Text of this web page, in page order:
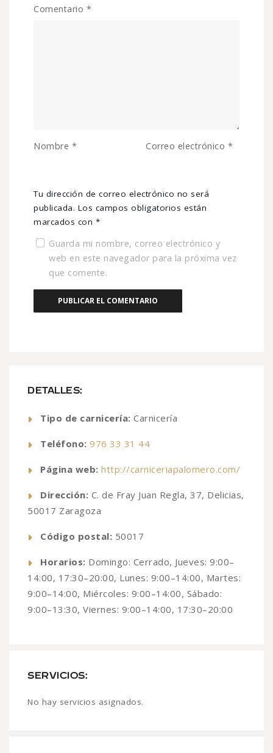
DETALLES:
Tipo de carnicería: Carnicería
Teléfono: 976 33 31 44
Página web: http://carniceriapalomero.com/
Dirección: C. de Fray Juan Regla, 37, Delicias,
50017 Zaragoza
Código postal: 50017
Horarios: Domingo: Cerrado, Jueves: 9:00–
14:00, 17:30–20:00, Lunes: 9:00–14:00, Martes:
9:00–14:00, Miércoles: 9:00–14:00, Sábado:
9:00–13:30, Viernes: 9:00–14:00, 17:30–20:00
SERVICIOS:
No hay servicios asignados.
Tu dirección de correo electrónico no será
publicada. Los campos obligatorios están
marcados con *
Comentario *
Nombre * Correo electrónico *
Guarda mi nombre, correo electrónico y
web en este navegador para la próxima vez
que comente.